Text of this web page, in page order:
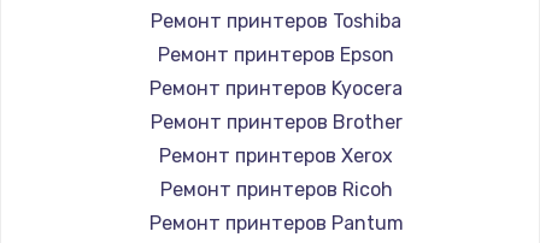
Заказать
Восстановление после падения
Заказать
Пайка и ремонт платы брелка
Ремонт принтеров Toshiba
Ремонт принтеров Epson
Ремонт принтеров Kyocera
Ремонт принтеров Brother
Ремонт принтеров Xerox
Ремонт принтеров Ricoh
Ремонт принтеров Pantum